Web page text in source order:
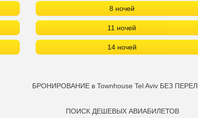
8 ночей
11 ночей
14 ночей
БРОНИРОВАНИЕ в Townhouse Tel Aviv БЕЗ
ПОИСК ДЕШЕВЫХ АВИАБИЛЕТОВ